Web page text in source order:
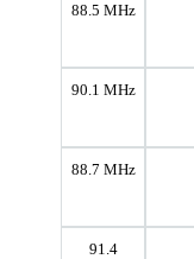
88.5 MHz
90.1 MHz
88.7 MHz
91.4